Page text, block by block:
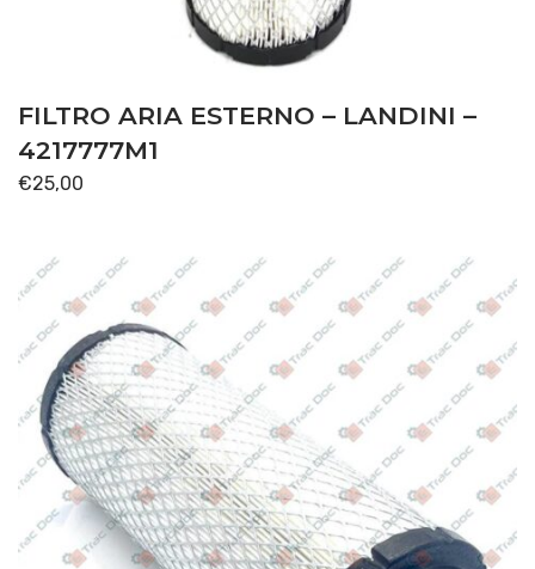
FILTRO ARIA ESTERNO – LANDINI –
4217777M1
€25,00